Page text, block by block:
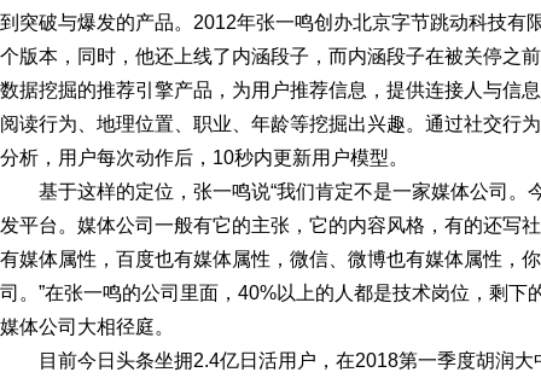
到突破与爆发的产品。2012年张一鸣创办北京字节跳动科技有
个版本，同时，他还上线了内涵段子，而内涵段子在被关停之
数据挖掘的推荐引擎产品，为用户推荐信息，提供连接人与信
阅读行为、地理位置、职业、年龄等挖掘出兴趣。通过社交行
分析，用户每次动作后，10秒内更新用户模型。
基于这样的定位，张一鸣说“我们肯定不是一家媒体公司
发平台。媒体公司一般有它的主张，它的内容风格，有的还写
有媒体属性，百度也有媒体属性，微信、微博也有媒体属性，
司。”在张一鸣的公司里面，40%以上的人都是技术岗位，剩
媒体公司大相径庭。
目前今日头条坐拥2.4亿日活用户，在2018第一季度胡润